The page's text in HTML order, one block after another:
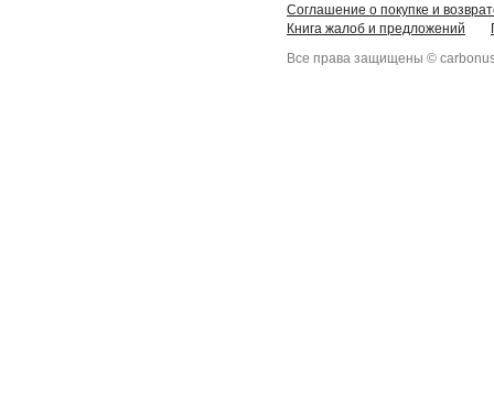
Соглашение о покупке и
Книга жалоб и предложений
Все права защищены ©